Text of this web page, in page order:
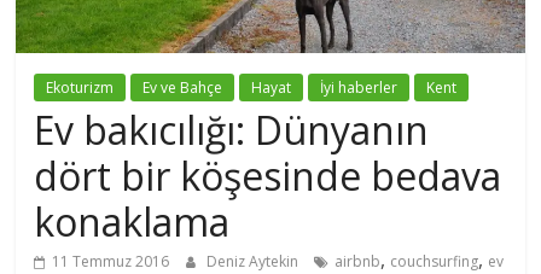
Ekoturizm Ev ve Bahçe Hayat İyi haberler Kent
Ev bakıcılığı: Dünyanın
dört bir köşesinde bedava
konaklama
11 Temmuz 2016 Deniz Aytekin airbnb, couchsurfing, ev